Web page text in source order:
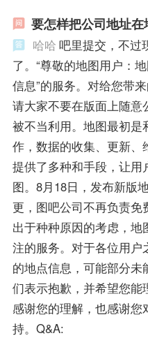
要怎样把公司地址在
哈哈 吧里提交，不过
了。“尊敬的地图用户：
信息”的服务。对给您带
请大家不要在版面上随
被不当利用。地图最初是
作，数据的收集、更新
提供了多种和手段，让用
图。8月18日，发布新版
更，图吧公司不再负责免
出于种种原因的考虑，
注的服务。对于各位用户
的地点信息，可能部分
们表示抱歉，并希望您能
感谢您的理解，也感谢您
持。Q&A: